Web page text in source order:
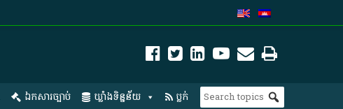
ឯកសារច្បាប់ ឃ្លាំងទិន្នន័យ ប្លក់